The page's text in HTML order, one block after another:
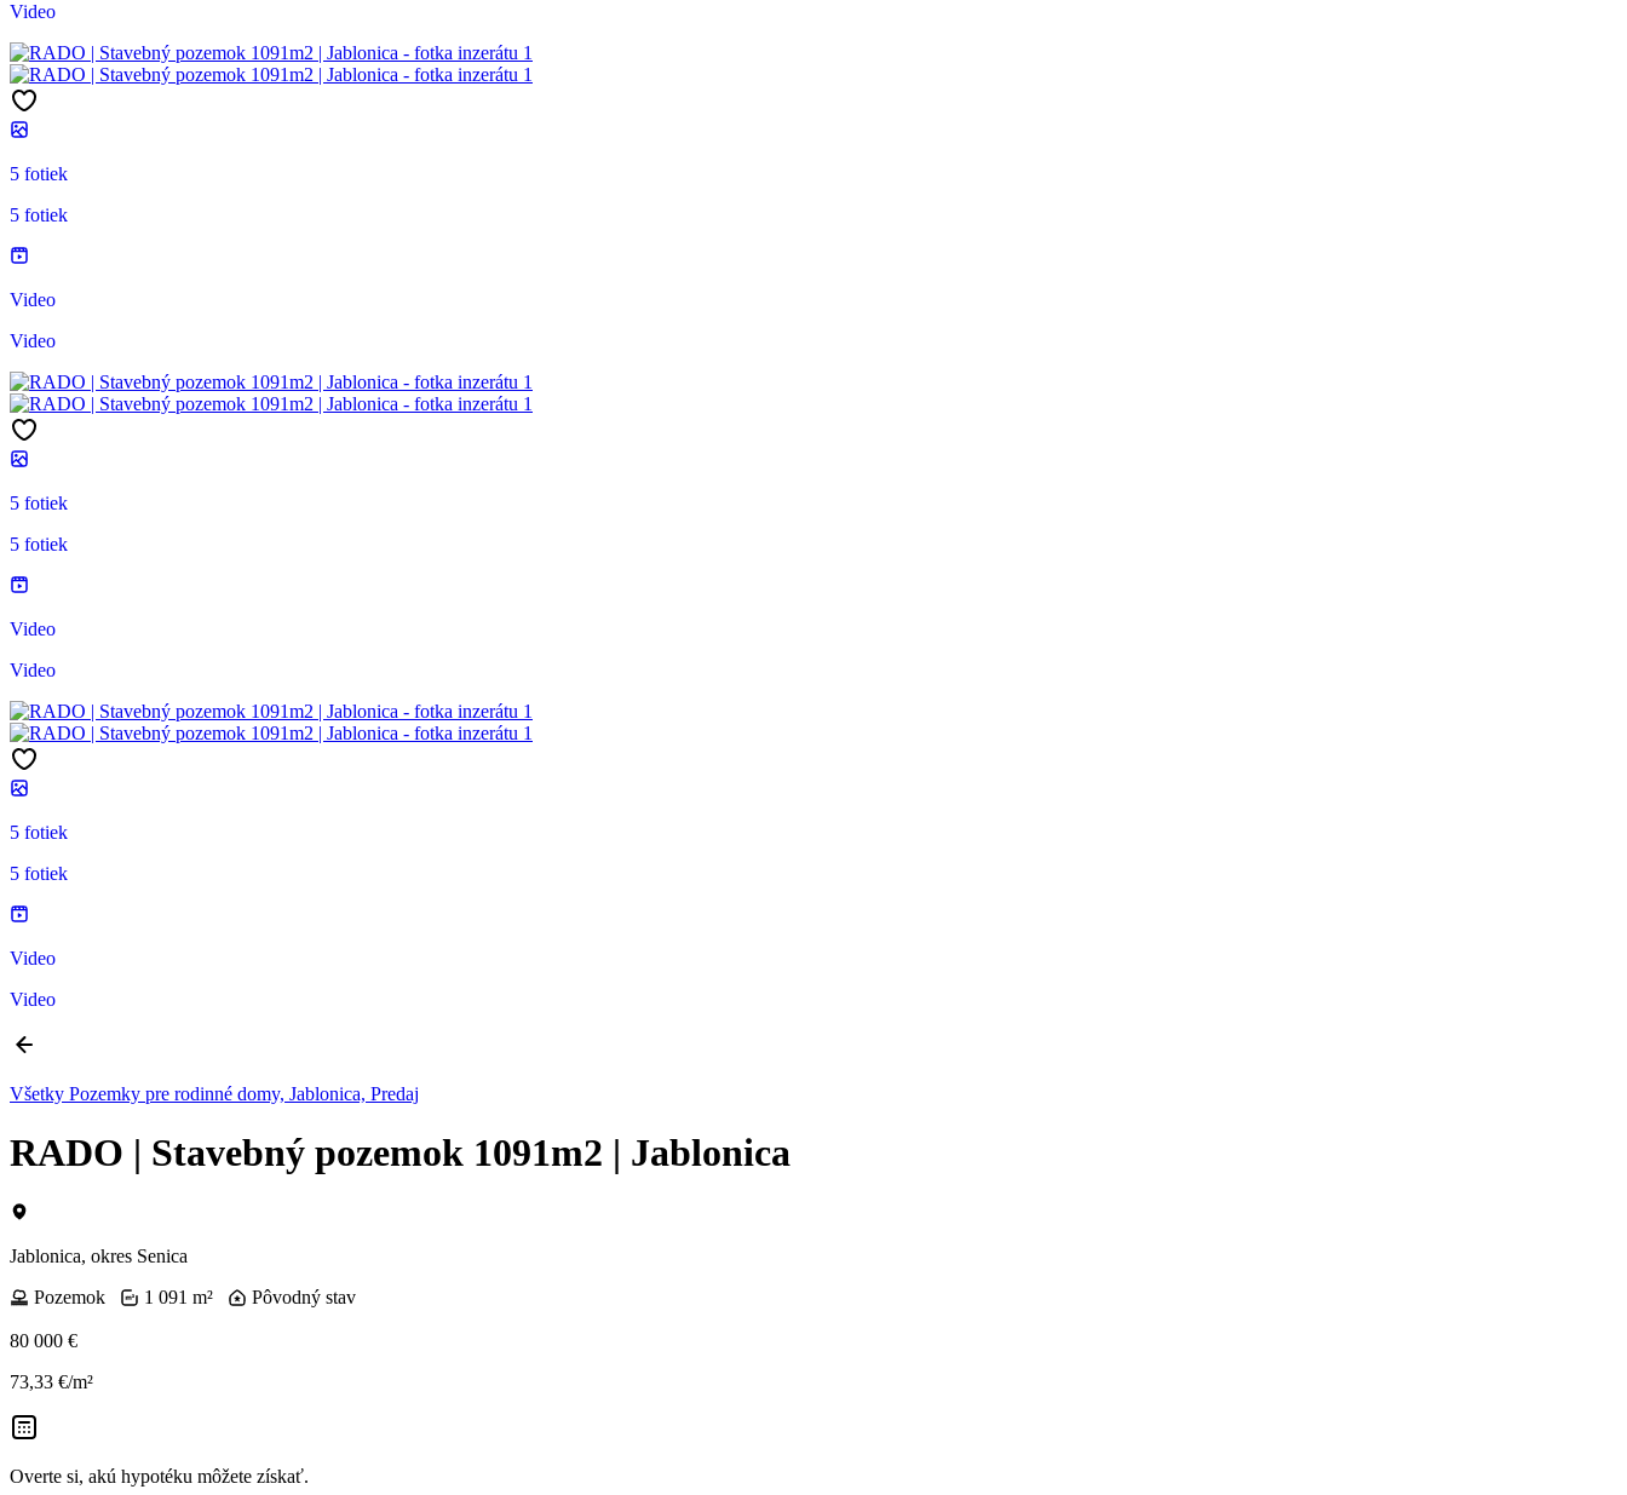
Video
5 fotiek
5 fotiek
Video
Video
5 fotiek
5 fotiek
Video
Video
5 fotiek
5 fotiek
Video
Video
Všetky Pozemky pre rodinné domy, Jablonica, Predaj
RADO | Stavebný pozemok 1091m2 | Jablonica
Jablonica, okres Senica
Pozemok
1 091 m² Pôvodný stav
80 000 €
73,33 €/m²
Overte si, akú hypotéku môžete získať.